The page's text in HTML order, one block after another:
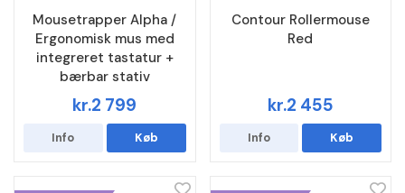
Mousetrapper Alpha /
Ergonomisk mus med
integreret tastatur +
bærbar stativ
kr.2 799
Info Køb
Contour Rollermouse
Red
kr.2 455
Info Køb